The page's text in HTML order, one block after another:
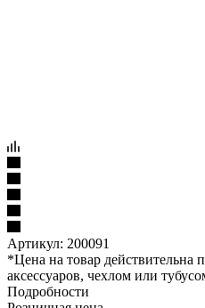
Артикул: 200091
*Цена на товар действительна
аксессуаров, чехлом или
Подробности